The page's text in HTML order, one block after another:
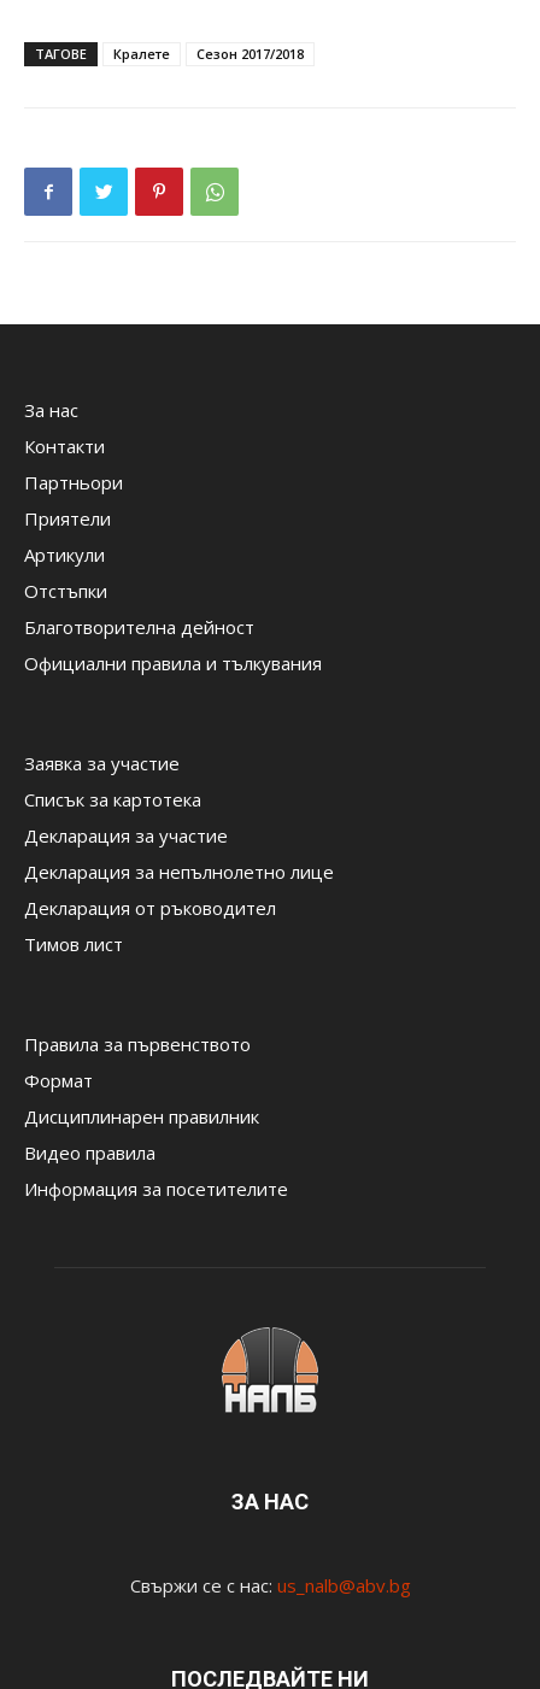
ТАГОВЕ Кралете Сезон 2017/2018
За нас
Контакти
Партньори
Приятели
Артикули
Отстъпки
Благотворителна дейност
Официални правила и тълкувания
Заявка за участие
Списък за картотека
Декларация за участие
Декларация за непълнолетно лице
Декларация от ръководител
Тимов лист
Правила за първенството
Формат
Дисциплинарен правилник
Видео правила
Информация за посетителите
ЗА НАС
Свържи се с нас: us_nalb@abv.bg
ПОСЛЕДВАЙТЕ НИ